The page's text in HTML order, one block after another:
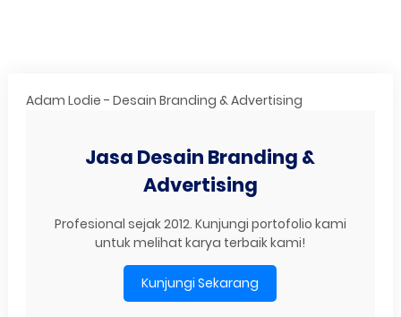
Adam Lodie - Desain Branding & Advertising
Jasa Desain Branding &
Advertising
Profesional sejak 2012. Kunjungi portofolio kami
untuk melihat karya terbaik kami!
Kunjungi Sekarang